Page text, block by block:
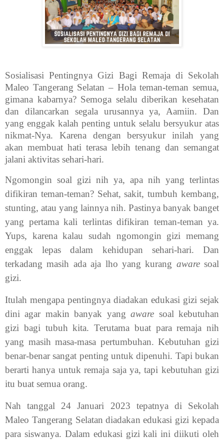
Sosialisasi Pentingnya Gizi Bagi Remaja di Sekolah
Maleo Tangerang Selatan – Hola teman-teman semua,
gimana kabarnya? Semoga selalu diberikan kesehatan
dan dilancarkan segala urusannya ya, Aamiin. Dan
yang enggak kalah penting untuk selalu bersyukur atas
nikmat-Nya. Karena dengan bersyukur inilah yang
akan membuat hati terasa lebih tenang dan semangat
jalani aktivitas sehari-hari.
Ngomongin soal gizi nih ya, apa nih yang terlintas
difikiran teman-teman? Sehat, sakit, tumbuh kembang,
stunting, atau yang lainnya nih. Pastinya banyak banget
yang pertama kali terlintas difikiran teman-teman ya.
Yups, karena kalau sudah ngomongin gizi memang
enggak lepas dalam kehidupan sehari-hari. Dan
terkadang masih ada aja lho yang kurang aware soal
gizi.
Itulah mengapa pentingnya diadakan edukasi gizi sejak
dini agar makin banyak yangaware soal kebutuhan
gizi bagi tubuh kita. Terutama buat para remaja nih
yang masih masa-masa pertumbuhan. Kebutuhan gizi
benar-benar sangat penting untuk dipenuhi. Tapi bukan
berarti hanya untuk remaja saja ya, tapi kebutuhan gizi
itu buat semua orang.
Nah tanggal 24 Januari 2023 tepatnya di Sekolah
Maleo Tangerang Selatan diadakan edukasi gizi kepada
para siswanya. Dalam edukasi gizi kali ini diikuti oleh